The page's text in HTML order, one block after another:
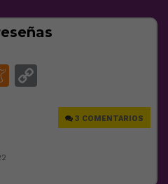
Meneame
3 COMENTARIOS